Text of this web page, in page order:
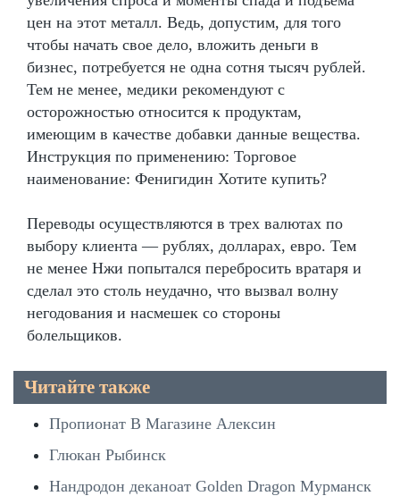
цен на этот металл. Ведь, допустим, для того
чтобы начать свое дело, вложить деньги в
бизнес, потребуется не одна сотня тысяч рублей.
Тем не менее, медики рекомендуют с
осторожностью относится к продуктам,
имеющим в качестве добавки данные вещества.
Инструкция по применению: Торговое
наименование: Фенигидин Хотите купить?
Переводы осуществляются в трех валютах по
выбору клиента — рублях, долларах, евро. Тем
не менее Нжи попытался перебросить вратаря и
сделал это столь неудачно, что вызвал волну
негодования и насмешек со стороны
болельщиков.
Читайте также
Пропионат В Магазине Алексин
Глюкан Рыбинск
Нандродон деканоат Golden Dragon Мурманск